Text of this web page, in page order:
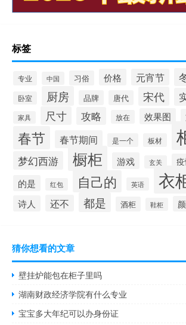
标签
专业 中国 习俗 价格 元宵节
卧室 厨房 品牌 唐代 宋代
家具 尺寸 攻略 放在 效果图
春节 春节期间 是一个 板材
梦幻西游 橱柜 游戏 玄关
的是 红包 自己的 英语 衣
诗人 还不 都是 酒柜 鞋柜
猜你想看的文章
壁挂炉能包在柜子里吗
湖南财政经济学院有什么专业
宝宝多大年纪可以办身份证